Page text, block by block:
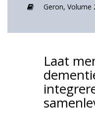
Geron, Volume
Laat